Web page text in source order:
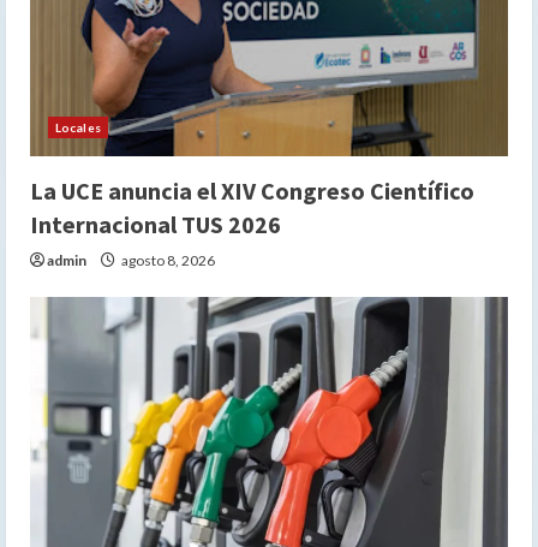
Locales
La UCE anuncia el XIV Congreso Científico
Internacional TUS 2026
admin agosto 8, 2026